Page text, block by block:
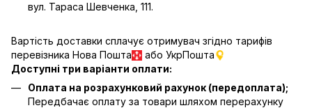
вул. Тараса Шевченка, 111.
Вартість доставки сплачує отримувач згідно тарифів
перевізника Нова Пошта
або УкрПошта
Доступні три варіанти оплати:
Оплата на розрахунковий рахунок (передоплата);
Передбачає оплату за товари шляхом перерахунку